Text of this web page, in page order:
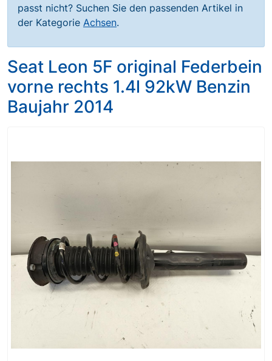
passt nicht? Suchen Sie den passenden Artikel in
der Kategorie Achsen.
Seat Leon 5F original Federbein
vorne rechts 1.4l 92kW Benzin
Baujahr 2014